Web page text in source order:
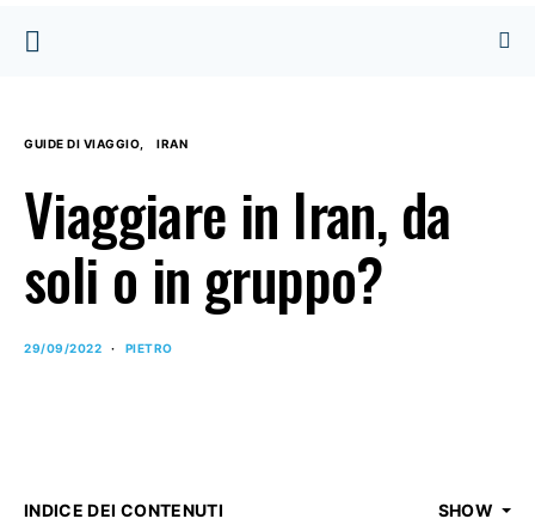
GUIDE DI VIAGGIO IRAN
Viaggiare in Iran, da
soli o in gruppo?
29/09/2022 PIETRO
INDICE DEI CONTENUTI SHOW